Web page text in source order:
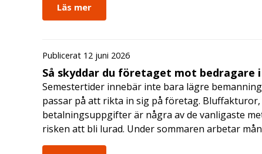
Läs mer
Publicerat 12 juni 2026
Så skyddar du företaget mot bedragare
Semestertider innebär inte bara lägre
passar på att rikta in sig på företag.
betalningsuppgifter är några av de vanligaste
risken att bli lurad. Under sommaren arbetar